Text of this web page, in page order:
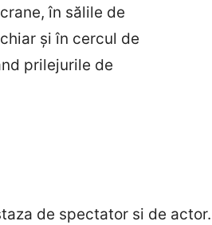
în sălile de
și în cercul de
prilejurile de
de spectator si de actor.